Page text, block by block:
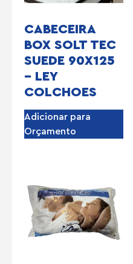
CABECEIRA
BOX SOLT TEC
SUEDE 90X125
– LEY
COLCHOES
Adicionar para
Orçamento